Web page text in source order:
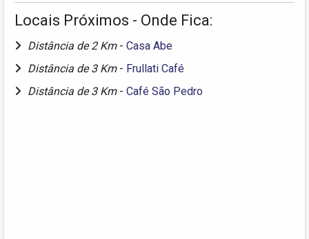
Locais Próximos - Onde Fica:
Distância de 2 Km - Casa Abe
Distância de 3 Km - Frullati Café
Distância de 3 Km - Café São Pedro